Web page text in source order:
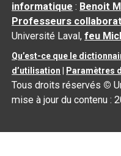
informatique : Benoit
Professeurs
Université Laval,feu
Qu’est-ce que le
d’utilisation
Paramètres
Tous droits réservés ©
mise à jour du contenu :